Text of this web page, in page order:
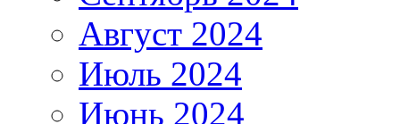
Август 2024
Июль 2024
Июнь 2024